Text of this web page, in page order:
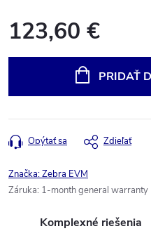
123,60 €
PRIDAŤ
Opýtať sa Zdieľať
Značka:Zebra EVM
Záruka: 1-month general warranty
Komplexné riešenia